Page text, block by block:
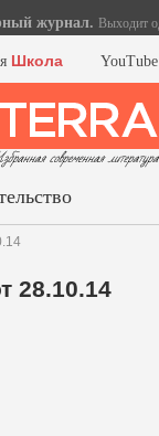
журнал. Выходит
Школа YouTube
28.10.14